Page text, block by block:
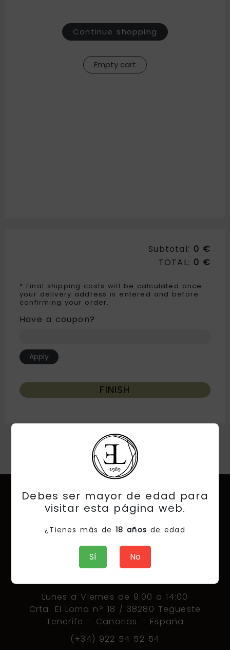
Debes ser mayor de edad para
visitar esta página web.
¿Tienes más de 18 años de edad
Sí No
Continue shopping
Empty cart
Subtotal: 0 €
TOTAL: 0 €
* Final shipping costs will be calculated once
your delivery address is entered and before
confirming your order.
Have a coupon?
Apply
FINISH
Lunes a Viernes de 9:00 a 14:00
Crta. El Lomo nº 18 / 38280 Tegueste
Tenerife – Canarias – España
(+34) 922 54 52 54